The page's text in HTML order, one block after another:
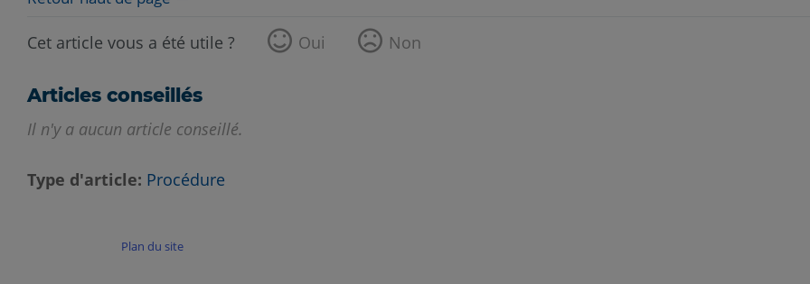
Cet article vous a été utile ? Oui Non
Articles conseillés
Il n'y a aucun article conseillé.
Type d'article Procédure
Plan du site